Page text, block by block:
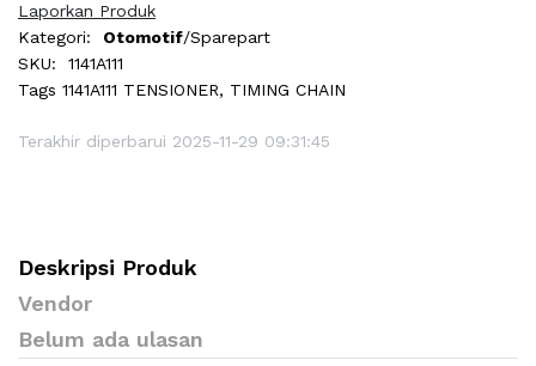
Laporkan Produk
Kategori:
Otomotif/Sparepart
SKU:
1141A111
Tags 1141A111 TENSIONER, TIMING CHAIN
Terakhir diperbarui 2025-11-29 09:31:45
Deskripsi Produk
Vendor
Belum ada ulasan